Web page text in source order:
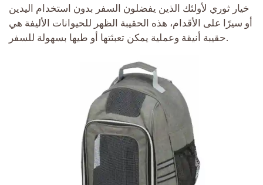
خيار ثوري لأولئك الذين يفضلون السفر بدون استخدام اليدين
أو سيرًا على الأقدام، هذه الحقيبة الظهر للحيوانات الأليفة هي
حقيبة أنيقة وعملية يمكن تعبئتها أو طيها بسهولة للسفر.